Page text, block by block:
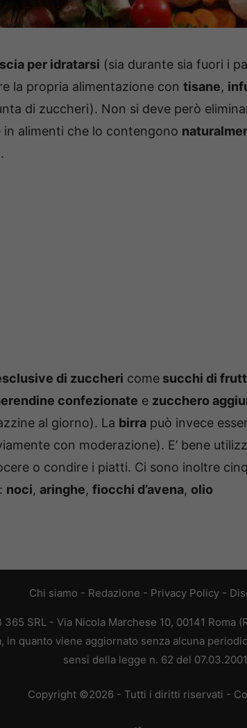
per idratarsi (sia durante sia fuori i
la propria alimentazione con tisane,
di zuccheri). Non si deve però
in alimenti che lo contengono
di zuccheri come succhi di
confezionate e zucchero
al giorno). La birra può invece
con moderazione). E’ bene
o condire i piatti. Ci sono inoltre
noci, aringhe, fiocchi d’avena, olio
Chi siamo - Redazione - Privacy Policy -
SRL - Via Nicola Marchese 10, 00141 Roma
quanto viene aggiornato senza alcuna
sensi della legge n. 62 del 07.03.2001
Copyright ©2026 - Tutti i diritti riservati -